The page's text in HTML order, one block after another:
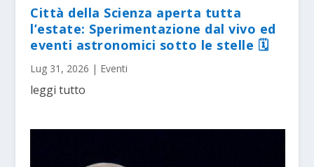
Città della Scienza aperta tutta
l’estate: Sperimentazione dal vivo ed
eventi astronomici sotto le stelle 🗓
Lug 31, 2026 | Eventi
leggi tutto